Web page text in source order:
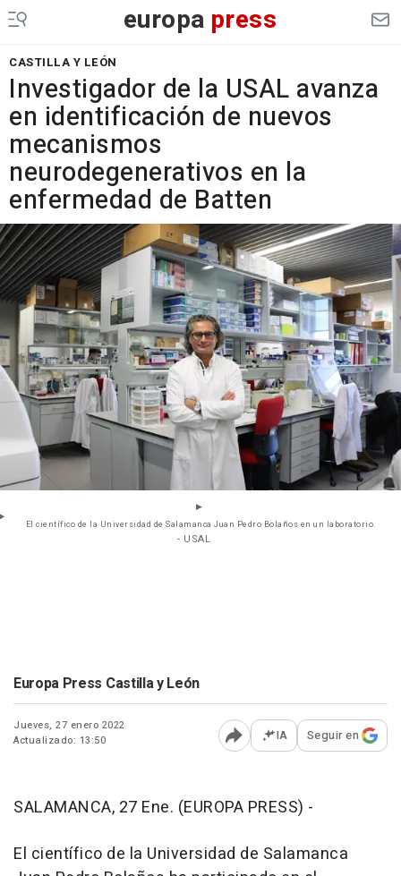
europa press
CASTILLA Y LEÓN
Investigador de la USAL avanza
en identificación de nuevos
mecanismos
neurodegenerativos en la
enfermedad de Batten
El científico de la Universidad de Salamanca Juan Pedro Bolaños en un laboratorio.
- USAL
Europa Press Castilla y León
Jueves, 27 enero 2022
Actualizado: 13:50
Abrir opciones para
IA Seguir en
SALAMANCA, 27 Ene. (EUROPA PRESS) -
El científico de la Universidad de Salamanca